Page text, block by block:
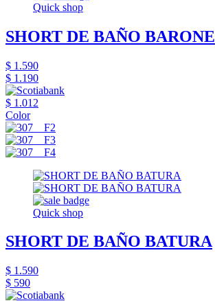
Quick shop
SHORT DE BAÑO BARONE
$ 1.590
$ 1.190
$ 1.012
Color
Quick shop
SHORT DE BAÑO BATURA
$ 1.590
$ 590